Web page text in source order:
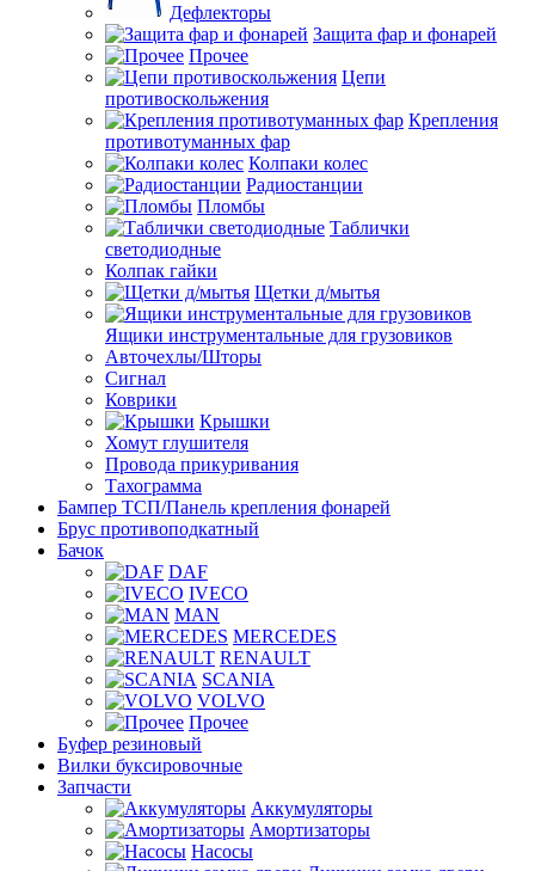
Дефлекторы
Защита фар и фонарей
Прочее
Цепи
противоскольжения
Крепления
противотуманных фар
Колпаки колес
Радиостанции
Пломбы
Таблички
светодиодные
Колпак гайки
Щетки д/мытья
Ящики инструментальные для грузовиков
Авточехлы/Шторы
Сигнал
Коврики
Крышки
Хомут глушителя
Провода прикуривания
Тахограмма
Бампер ТСП/Панель крепления фонарей
Брус противоподкатный
Бачок
DAF
IVECO
MAN
MERCEDES
RENAULT
SCANIA
VOLVO
Прочее
Буфер резиновый
Вилки буксировочные
Запчасти
Аккумуляторы
Амортизаторы
Насосы